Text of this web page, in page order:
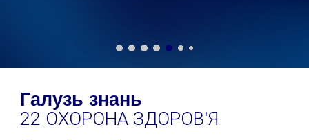
Галузь знань
22 ОХОРОНА ЗДОРОВ'Я